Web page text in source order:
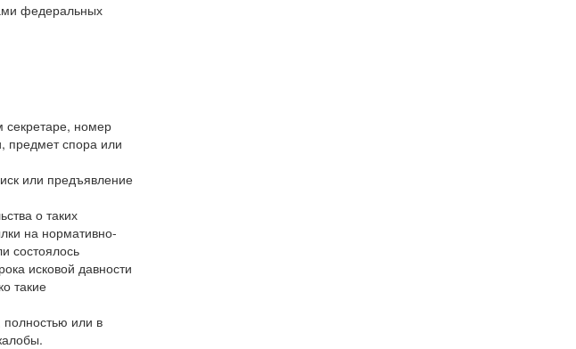
федеральных
секретаре, номер
предмет спора или
или предъявление
о таких
на нормативно-
состоялось
исковой давности
такие
полностью или в